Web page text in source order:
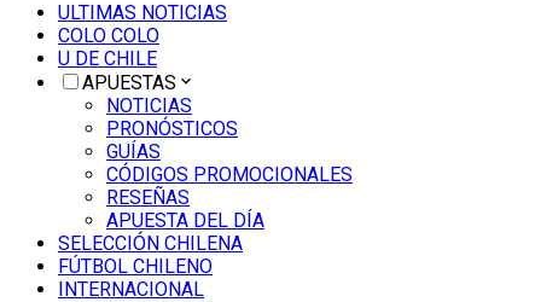
ULTIMAS NOTICIAS
COLO COLO
U DE CHILE
APUESTAS
NOTICIAS
PRONÓSTICOS
GUÍAS
CÓDIGOS PROMOCIONALES
RESEÑAS
APUESTA DEL DÍA
SELECCIÓN CHILENA
FÚTBOL CHILENO
INTERNACIONAL